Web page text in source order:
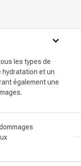
les types de
et un
également une